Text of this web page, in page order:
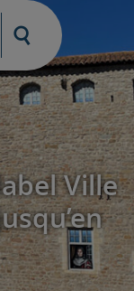
Moteur de
Ville